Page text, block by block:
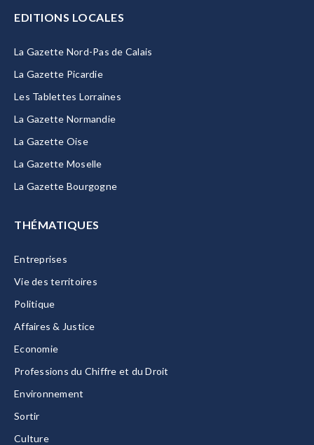
EDITIONS LOCALES
La Gazette Nord-Pas de Calais
La Gazette Picardie
Les Tablettes Lorraines
La Gazette Normandie
La Gazette Oise
La Gazette Moselle
La Gazette Bourgogne
THÉMATIQUES
Entreprises
Vie des territoires
Politique
Affaires & Justice
Economie
Professions du Chiffre et du Droit
Environnement
Sortir
Culture